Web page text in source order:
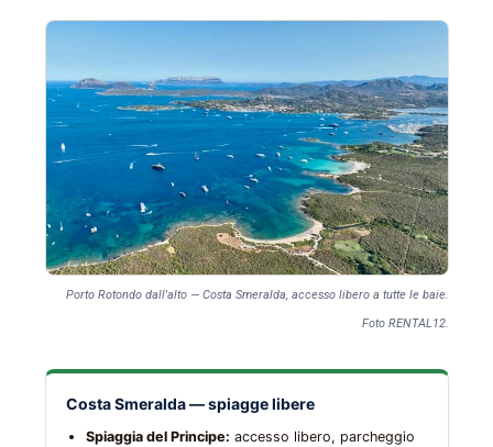
Porto Rotondo dall'alto — Costa Smeralda, accesso libero a tutte le baie.
Foto RENTAL12.
Costa Smeralda — spiagge libere
Spiaggia del Principe: accesso libero, parcheggio